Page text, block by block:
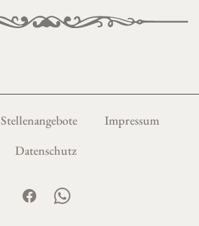
Stellenangebote
Impressum
Datenschutz
FacebookWhatsApp